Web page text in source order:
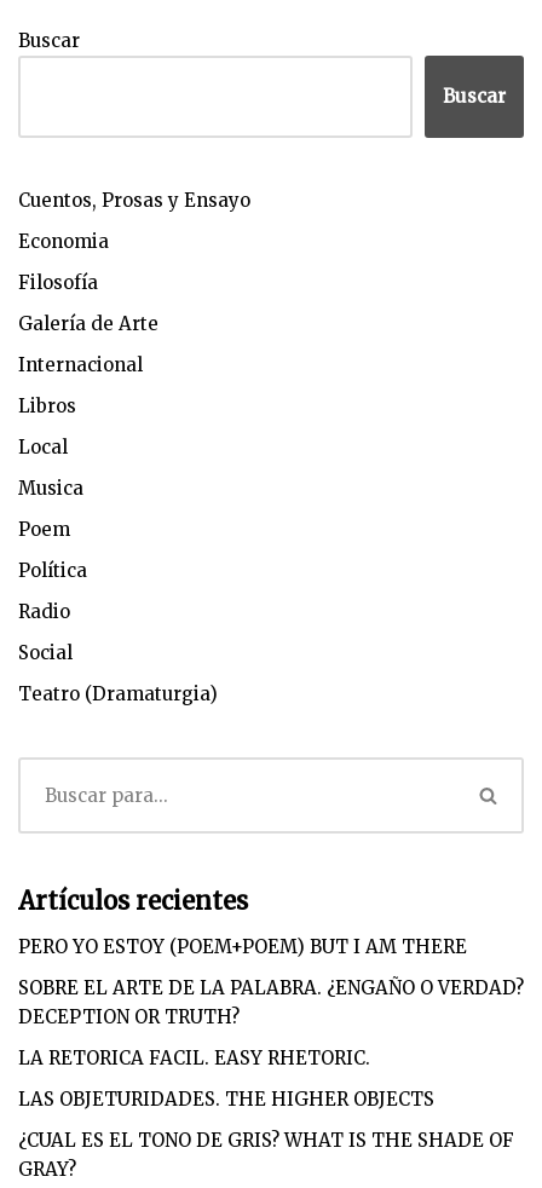
Buscar
Buscar
Cuentos, Prosas y Ensayo
Economia
Filosofía
Galería de Arte
Internacional
Libros
Local
Musica
Poem
Política
Radio
Social
Teatro (Dramaturgia)
Artículos recientes
PERO YO ESTOY (POEM+POEM) BUT I AM THERE
SOBRE EL ARTE DE LA PALABRA. ¿ENGAÑO O VERDAD?
DECEPTION OR TRUTH?
LA RETORICA FACIL. EASY RHETORIC.
LAS OBJETURIDADES. THE HIGHER OBJECTS
¿CUAL ES EL TONO DE GRIS? WHAT IS THE SHADE OF
GRAY?